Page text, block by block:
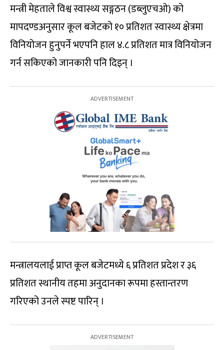
मन्त्री मेहताले विश्व स्वास्थ्य सङ्गठन (डब्लुएचओ) को
मापदण्डअनुसार कूल बजेटको १० प्रतिशत स्वास्थ्य क्षेत्रमा
विनियोजन हुनुपर्ने भएपनि हाल ४.८ प्रतिशत मात्र विनियोजन
गर्न सकिएको जानकारी पनि दिइन् ।
मन्त्रालयलाई प्राप्त कूल बजेटमध्ये ६ प्रतिशत प्रदेश र ३६
प्रतिशत स्थानीय तहमा अनुदानका रूपमा हस्तान्तरण
गरिएको उनले स्पष्ट पारिन् ।